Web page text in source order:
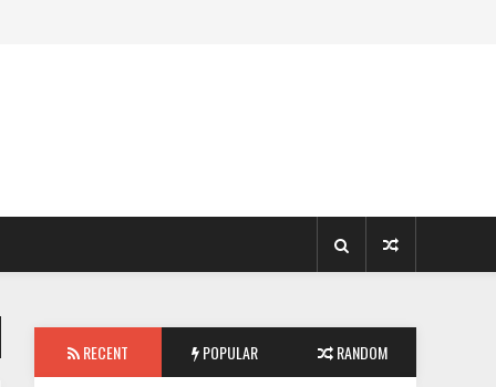
RECENT POPULAR RANDOM